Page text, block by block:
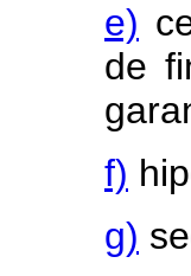
e)
de
f)
g)